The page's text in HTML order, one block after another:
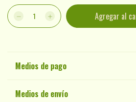
Medios de pago
Medios de envío